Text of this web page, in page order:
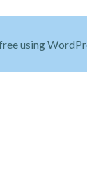
using